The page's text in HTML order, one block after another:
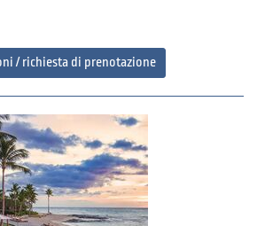
/ richiesta di prenotazione